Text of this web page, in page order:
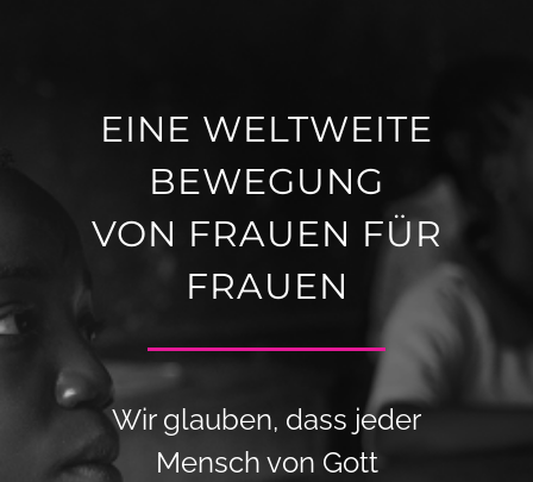
EINE WELTWEITE
BEWEGUNG
VON FRAUEN FÜR
FRAUEN
Wir glauben, dass jeder
Mensch von Gott